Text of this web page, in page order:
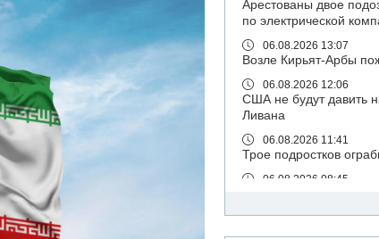
Арестованы двое
по электрической
06.08.2026 13:07
Возле Кирьят-Арбы
06.08.2026 12:06
США не будут давить
Ливана
06.08.2026 11:41
Трое подростков
06.08.2026 08:45
06.08.2026 08:11
Украинская атака на